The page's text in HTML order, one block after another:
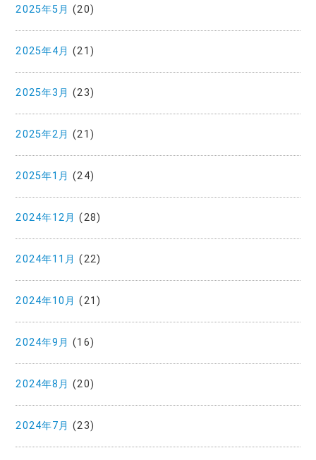
2025年5月 (20)
2025年4月 (21)
2025年3月 (23)
2025年2月 (21)
2025年1月 (24)
2024年12月 (28)
2024年11月 (22)
2024年10月 (21)
2024年9月 (16)
2024年8月 (20)
2024年7月 (23)